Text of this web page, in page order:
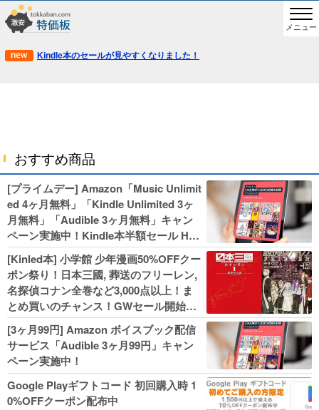
メニュー
Kindle本のセールが見やすくなりました！
おすすめ商品
[プライムデー] Amazon「Music Unlimit
ed 4ヶ月無料」「Kindle Unlimited 3ヶ
月無料」「Audible 3ヶ月無料」キャン
ペーン実施中！Kindle本半額セール HU
NTER×HUNTERなど集英社、無職転生,
幼女戦記などKADOKAWA、キャプテン
翼100円セールも！
[Kinled本] 小学館 少年漫画50%OFFクー
ポン祭り！日本三國, 葬送のフリーレン,
名探偵コナン全巻など3,000点以上！ま
とめ買いのチャンス！GWセール開始！
人気コミック多数 カドカワ祭やIT関連本
がセールに！
[3ヶ月99円] Amazon ボイスブック配信
サービス「Audible 3ヶ月99円」キャン
ペーン実施中！
Google Playギフトコード 初回購入時 1
0%OFFクーポン配布中